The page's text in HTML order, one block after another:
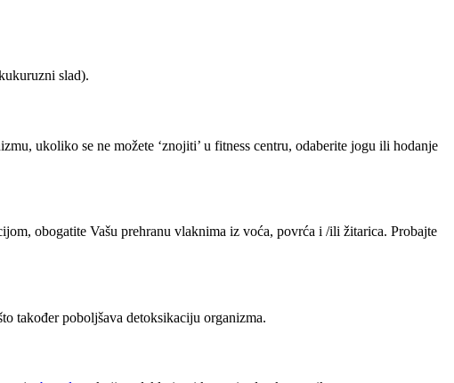
slad).
ukoliko se ne možete ‘znojiti’ u fitness centru, odaberite jogu ili hodanje
obogatite Vašu prehranu vlaknima iz voća, povrća i /ili žitarica. Probajte
također poboljšava detoksikaciju organizma.